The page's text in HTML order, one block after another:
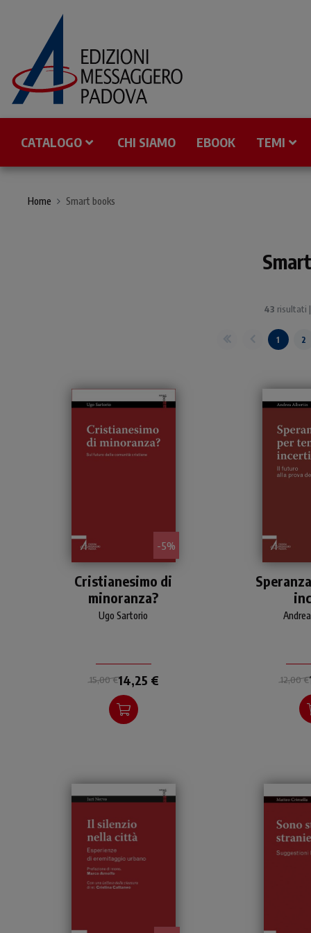
CATALOGO CHI SIAMO EBOOK TEMI
Home Smart books
43 risultati
1 2
- 5%
cristianesimo è “di
minoranza”. Il testo
esamina questo fenomeno,
specie in Italia, definendone
Cristianesimo di
minoranza?
Ugo Sartorio
15,00 €14,25 €
gli scritti
misurarsi
effetti
12,00 €